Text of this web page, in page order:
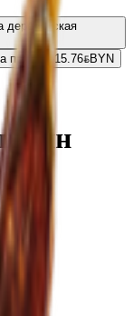
деревенская
пряная»15.76BYNBYN